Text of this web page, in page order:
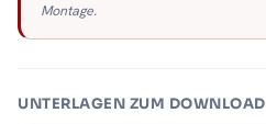
Montage.
UNTERLAGEN ZUM DOWNLOAD